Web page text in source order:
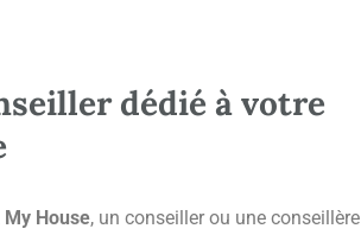
dédié à votre
My House, un conseiller ou une conseillère